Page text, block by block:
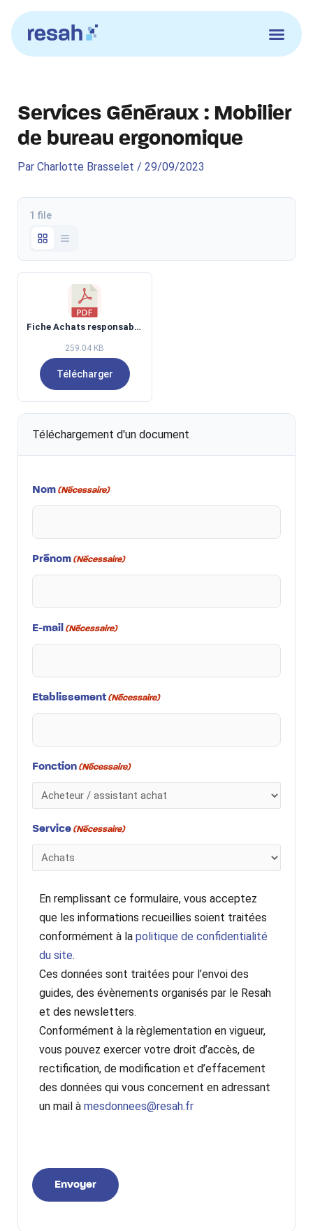
contenu
Services Généraux : Mobilier
de bureau ergonomique
Par Charlotte Brasselet / 29/09/2023
1 file
Fiche Achats responsables - PAYAN V2[40].pdf
259.04 KB
Télécharger
Téléchargement d'un document
Nom (Nécessaire)
Prénom (Nécessaire)
E-mail (Nécessaire)
Etablissement (Nécessaire)
Fonction (Nécessaire)
Service (Nécessaire)
En remplissant ce formulaire, vous acceptez
que les informations recueillies soient traitées
conformément à la politique de confidentialité
du site.
Ces données sont traitées pour l’envoi des
guides, des évènements organisés par le Resah
et des newsletters.
Conformément à la règlementation en vigueur,
vous pouvez exercer votre droit d’accès, de
rectification, de modification et d’effacement
des données qui vous concernent en adressant
un mail à mesdonnees@resah.fr
Envoyer